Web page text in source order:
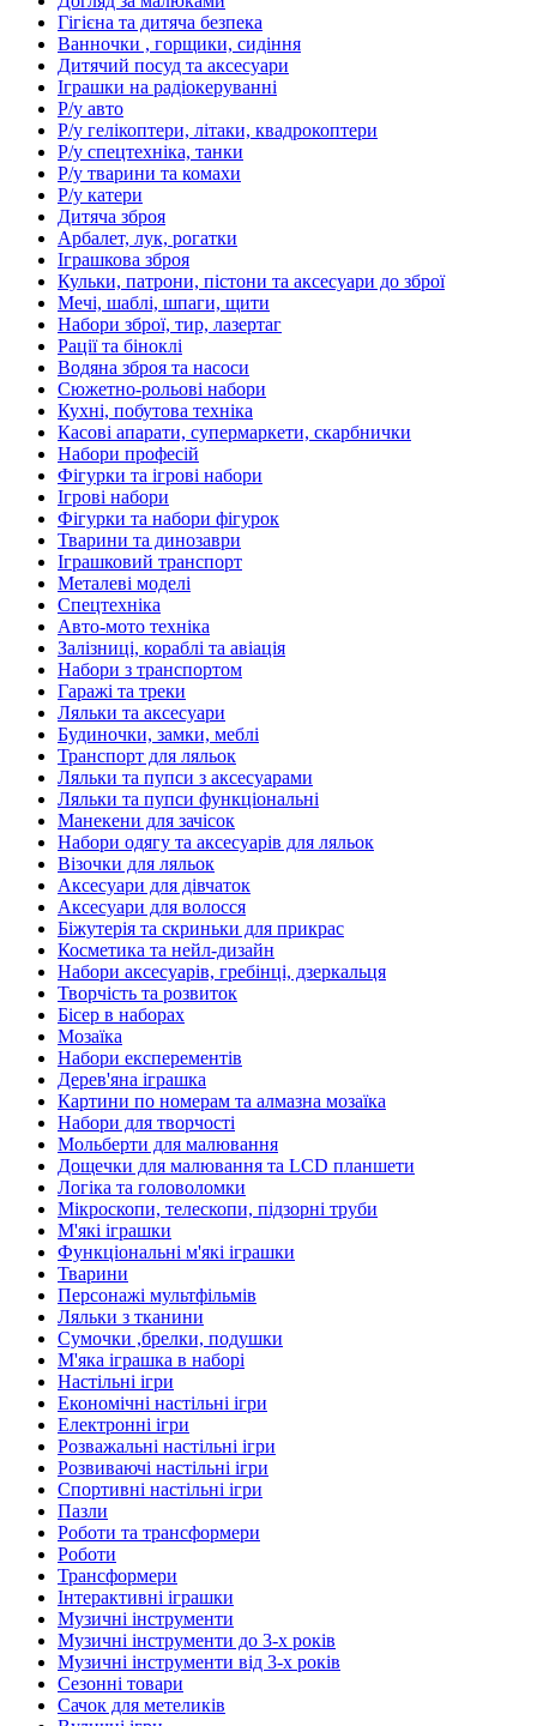
Гігієна та дитяча безпека
Ванночки , горщики, сидіння
Дитячий посуд та аксесуари
Іграшки на радіокеруванні
Р/у авто
Р/у гелікоптери, літаки, квадрокоптери
Р/у спецтехніка, танки
Р/у тварини та комахи
Р/у катери
Дитяча зброя
Арбалет, лук, рогатки
Іграшкова зброя
Кульки, патрони, пістони та аксесуари до зброї
Мечі, шаблі, шпаги, щити
Набори зброї, тир, лазертаг
Рації та біноклі
Водяна зброя та насоси
Сюжетно-рольові набори
Кухні, побутова техніка
Касові апарати, супермаркети, скарбнички
Набори професій
Фігурки та ігрові набори
Ігрові набори
Фігурки та набори фігурок
Тварини та динозаври
Іграшковий транспорт
Металеві моделі
Спецтехніка
Авто-мото техніка
Залізниці, кораблі та авіація
Набори з транспортом
Гаражі та треки
Ляльки та аксесуари
Будиночки, замки, меблі
Транспорт для ляльок
Ляльки та пупси з аксесуарами
Ляльки та пупси функціональні
Манекени для зачісок
Набори одягу та аксесуарів для ляльок
Візочки для ляльок
Аксесуари для дівчаток
Аксесуари для волосся
Біжутерія та скриньки для прикрас
Косметика та нейл-дизайн
Набори аксесуарів, гребінці, дзеркальця
Творчість та розвиток
Бісер в наборах
Мозаїка
Набори експерементів
Дерев'яна іграшка
Картини по номерам та алмазна мозаїка
Набори для творчості
Мольберти для малювання
Дощечки для малювання та LCD планшети
Логіка та головоломки
Мікроскопи, телескопи, підзорні труби
М'які іграшки
Функціональні м'які іграшки
Тварини
Персонажі мультфільмів
Ляльки з тканини
Сумочки ,брелки, подушки
М'яка іграшка в наборі
Настільні ігри
Економічні настільні ігри
Електронні ігри
Розважальні настільні ігри
Розвиваючі настільні ігри
Спортивні настільні ігри
Пазли
Роботи та трансформери
Роботи
Трансформери
Інтерактивні іграшки
Музичні інструменти
Музичні інструменти до 3-х років
Музичні інструменти від 3-х років
Сезонні товари
Сачок для метеликів